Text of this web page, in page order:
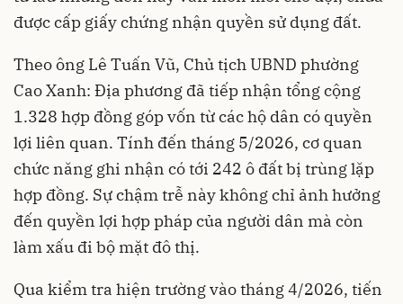
được cấp giấy chứng nhận quyền sử dụng đất.
Theo ông Lê Tuấn Vũ, Chủ tịch UBND phường
Cao Xanh: Địa phương đã tiếp nhận tổng cộng
1.328 hợp đồng góp vốn từ các hộ dân có quyền
lợi liên quan. Tính đến tháng 5/2026, cơ quan
chức năng ghi nhận có tới 242 ô đất bị trùng lặp
hợp đồng. Sự chậm trễ này không chỉ ảnh hưởng
đến quyền lợi hợp pháp của người dân mà còn
làm xấu đi bộ mặt đô thị.
Qua kiểm tra hiện trường vào tháng 4/2026, tiến